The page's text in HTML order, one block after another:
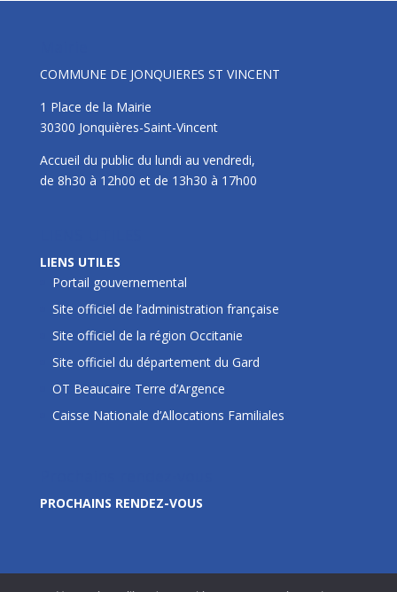
COMMUNE DE JONQUIERES ST VINCENT
1 Place de la Mairie
30300 Jonquières-Saint-Vincent
Accueil du public du lundi au vendredi,
de 8h30 à 12h00 et de 13h30 à 17h00
LIENS UTILES
Portail gouvernemental
Site officiel de l’administration française
Site officiel de la région Occitanie
Site officiel du département du Gard
OT Beaucaire Terre d’Argence
Caisse Nationale d’Allocations Familiales
PROCHAINS RENDEZ-VOUS